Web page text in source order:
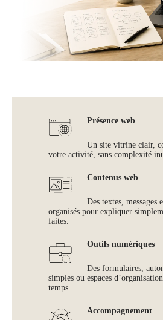
Présence web
Un site vitrine clair,
votre activité, sans complexité
Contenus web
Des textes, messages
organisés pour expliquer
faites.
Outils numériques
Des formulaires,
simples ou espaces
temps.
Accompagnement